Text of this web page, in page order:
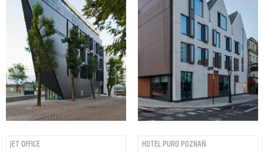
JET OFFICE HOTEL PURO POZNAŃ